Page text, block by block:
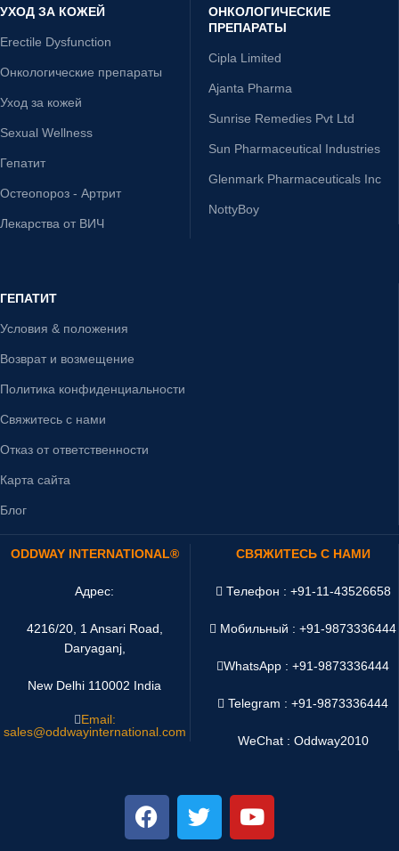
УХОД ЗА КОЖЕЙ
Erectile Dysfunction
Онкологические препараты
Уход за кожей
Sexual Wellness
Гепатит
Остеопороз - Артрит
Лекарства от ВИЧ
ОНКОЛОГИЧЕСКИЕ
ПРЕПАРАТЫ
Cipla Limited
Ajanta Pharma
Sunrise Remedies Pvt Ltd
Sun Pharmaceutical Industries
Glenmark Pharmaceuticals Inc
NottyBoy
ГЕПАТИТ
Условия & положения
Возврат и возмещение
Политика конфиденциальности
Свяжитесь с нами
Отказ от ответственности
Карта сайта
Блог
ODDWAY INTERNATIONAL®
Адрес:
4216/20, 1 Ansari Road,
Daryaganj,
New Delhi 110002 India
Email:
sales@oddwayinternational.com
СВЯЖИТЕСЬ С НАМИ
Телефон : +91-11-43526658
Мобильный : +91-9873336444
WhatsApp :+91-9873336444
Telegram : +91-9873336444
WeChat : Oddway2010